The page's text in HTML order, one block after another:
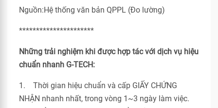
Nguồn:Hệ thống văn bản QPPL (Đo lường)
**********************
Những trải nghiệm khi được hợp tác với dịch vụ hiệu
chuẩn nhanh G-TECH:
1. Thời gian hiệu chuẩn và cấp GIẤY CHỨNG
NHẬN nhanh nhất, trong vòng 1~3 ngày làm việc.